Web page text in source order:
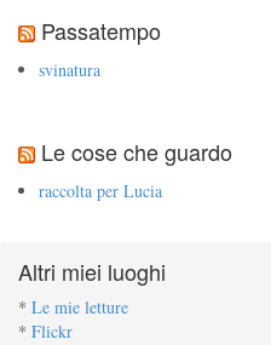
Passatempo
svinatura
Le cose che guardo
raccolta per Lucia
Altri miei luoghi
* Le mie letture
* Flickr